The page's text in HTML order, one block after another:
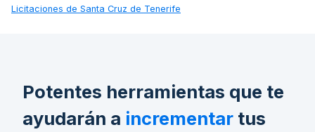
Licitaciones de Santa Cruz de Tenerife
Potentes herramientas que te
ayudarán a incrementar tus